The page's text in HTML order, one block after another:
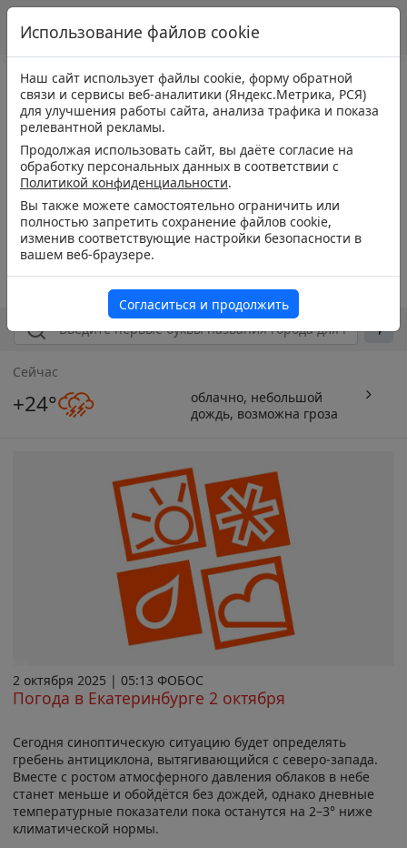
Сейчас
+24°
облачно, небольшой
дождь, возможна гроза
2 октября 2025 | 05:13 ФОБОС
Погода в Екатеринбурге 2 октября
Сегодня синоптическую ситуацию будет определять
гребень антициклона, вытягивающийся с северо-запада.
Вместе с ростом атмосферного давления облаков в небе
станет меньше и обойдётся без дождей, однако дневные
температурные показатели пока останутся на 2–3° ниже
климатической нормы.
Использование файлов cookie
Наш сайт использует файлы cookie, форму обратной
связи и сервисы веб-аналитики (Яндекс.Метрика, РСЯ)
для улучшения работы сайта, анализа трафика и показа
релевантной рекламы.
Продолжая использовать сайт, вы даёте согласие на
обработку персональных данных в соответствии с
Политикой конфиденциальности.
Вы также можете самостоятельно ограничить или
полностью запретить сохранение файлов cookie,
изменив соответствующие настройки безопасности в
вашем веб-браузере.
Согласиться и продолжить